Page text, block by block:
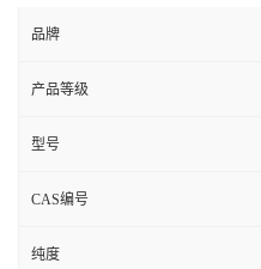
品牌
产品等级
型号
CAS编号
纯度